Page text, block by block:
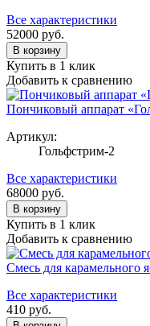
Все характеристики
52000 руб.
В корзину
Купить в 1 клик
Добавить к сравнению
Пончиковый аппарат
Артикул:
Гольфстрим-2
Все характеристики
68000 руб.
В корзину
Купить в 1 клик
Добавить к сравнению
Смесь для карамельного
Все характеристики
410 руб.